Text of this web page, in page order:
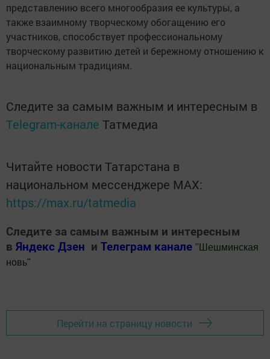
представлению всего многообразия ее культуры, а
также взаимному творческому обогащению его
участников, способствует профессиональному
творческому развитию детей и бережному отношению к
национальным традициям.
Следите за самым важным и интересным в
Telegram-канале Татмедиа
Читайте новости Татарстана в
национальном мессенджере MАХ:
https://max.ru/tatmedia
Следите за самым важным и интересным
в Яндекс Дзен и Телеграм канале " Шешминская
новь"
Перейти на страницу новости